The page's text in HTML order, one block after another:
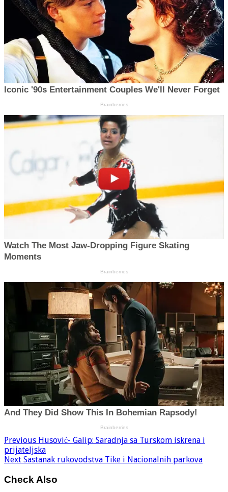
Previous Husović- Galip: Saradnja sa Turskom iskrena i
prijateljska
Next Sastanak rukovodstva Tike i Nacionalnih parkova
Check Also